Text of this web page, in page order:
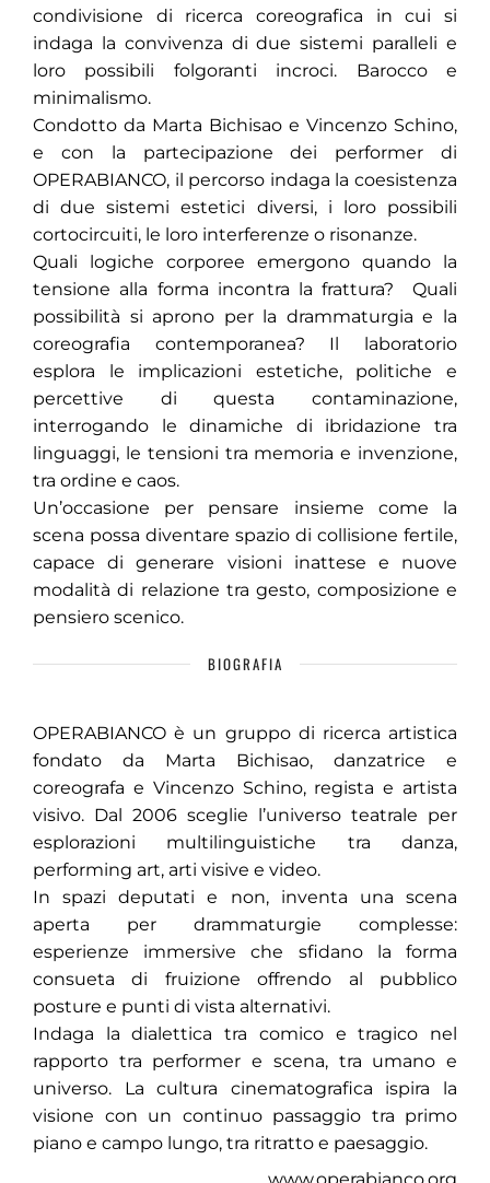
condivisione di ricerca coreografica in cui si
indaga la convivenza di due sistemi paralleli e
loro possibili folgoranti incroci. Barocco e
minimalismo.
Condotto da Marta Bichisao e Vincenzo Schino,
e con la partecipazione dei performer di
OPERABIANCO, il percorso indaga la coesistenza
di due sistemi estetici diversi, i loro possibili
cortocircuiti, le loro interferenze o risonanze.
Quali logiche corporee emergono quando la
tensione alla forma incontra la frattura? Quali
possibilità si aprono per la drammaturgia e la
coreografia contemporanea? Il laboratorio
esplora le implicazioni estetiche, politiche e
percettive di questa contaminazione,
interrogando le dinamiche di ibridazione tra
linguaggi, le tensioni tra memoria e invenzione,
tra ordine e caos.
Un’occasione per pensare insieme come la
scena possa diventare spazio di collisione fertile,
capace di generare visioni inattese e nuove
modalità di relazione tra gesto, composizione e
pensiero scenico.
BIOGRAFIA
OPERABIANCO è un gruppo di ricerca artistica
fondato da Marta Bichisao, danzatrice e
coreografa e Vincenzo Schino, regista e artista
visivo. Dal 2006 sceglie l’universo teatrale per
esplorazioni multilinguistiche tra danza,
performing art, arti visive e video.
In spazi deputati e non, inventa una scena
aperta per drammaturgie complesse:
esperienze immersive che sfidano la forma
consueta di fruizione offrendo al pubblico
posture e punti di vista alternativi.
Indaga la dialettica tra comico e tragico nel
rapporto tra performer e scena, tra umano e
universo. La cultura cinematografica ispira la
visione con un continuo passaggio tra primo
piano e campo lungo, tra ritratto e paesaggio.